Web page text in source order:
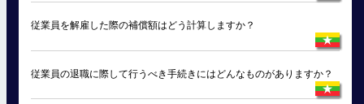
従業員を解雇した際の補償額はどう計算しますか？
従業員の退職に際して行うべき手続きにはどんなものがありますか？